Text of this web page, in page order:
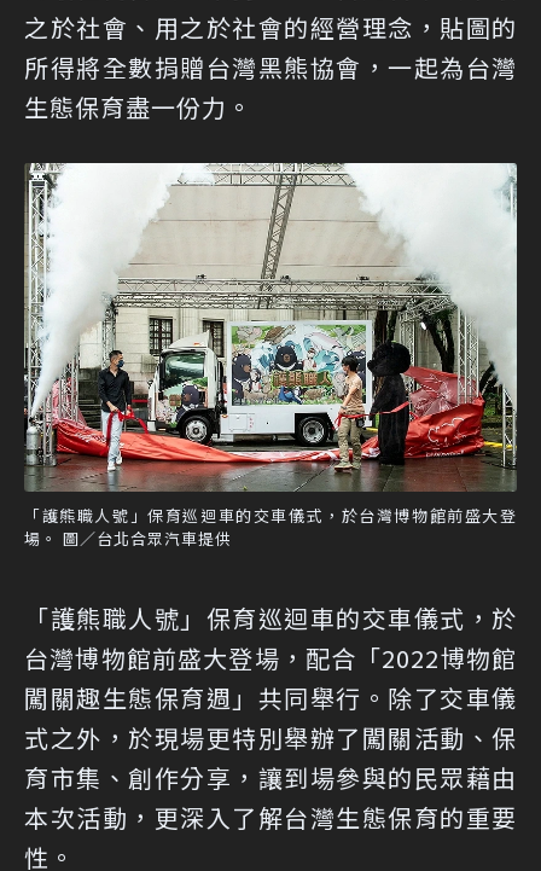
之於社會、用之於社會的經營理念，貼圖的
所得將全數捐贈台灣黑熊協會，一起為台灣
生態保育盡一份力。
「護熊職人號」保育巡迴車的交車儀式，於台灣博物館前盛大登
場。 圖／台北合眾汽車提供
「護熊職人號」保育巡迴車的交車儀式，於
台灣博物館前盛大登場，配合「2022博物館
闖關趣生態保育週」共同舉行。除了交車儀
式之外，於現場更特別舉辦了闖關活動、保
育市集、創作分享，讓到場參與的民眾藉由
本次活動，更深入了解台灣生態保育的重要
性。